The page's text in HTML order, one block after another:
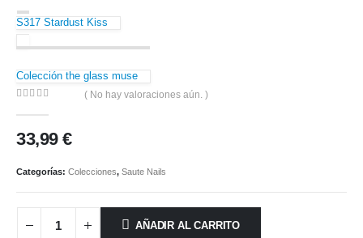
S317 Stardust Kiss
Colección the glass muse
( No hay valoraciones aún. )
33,99€
Categorías: Colecciones, Saute Nails
AÑADIR AL CARRITO